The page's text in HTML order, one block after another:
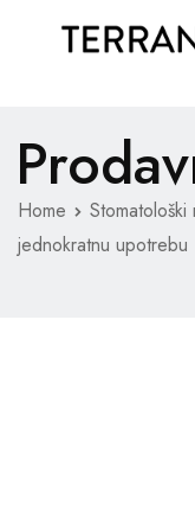
NASLOVNA
O NAMA
MEDICINSKI
Home Stomatološki
jednokratnu upotrebu